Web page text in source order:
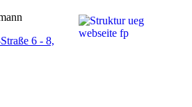
6 - 8,